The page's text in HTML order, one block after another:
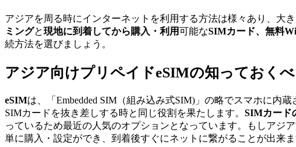
アジアを周る時にインターネットを利用する方法は様々あり、大
ミングと現地に到着してから購入・利用可能なSIMカード、無料
続方法を選びましょう。
アジア向けプリペイドeSIMの知っておく
eSIMは、「Embedded SIM（組み込み式SIM)」の略でスマホに内
SIMカードを抜き差しする時と同じ役割を果たします。 SIMカード
っているため最近の人気のオプションとなっています。もしアジ
単に購入・設定ができ、到着後すぐにネットに繋がることが出来